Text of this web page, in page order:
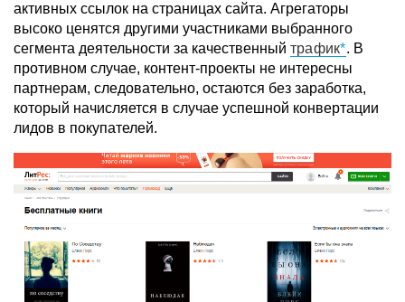
активных ссылок на страницах сайта. Агрегаторы
высоко ценятся другими участниками выбранного
сегмента деятельности за качественный трафик . В
противном случае, контент-проекты не интересны
партнерам, следовательно, остаются без заработка,
который начисляется в случае успешной конвертации
лидов в покупателей.